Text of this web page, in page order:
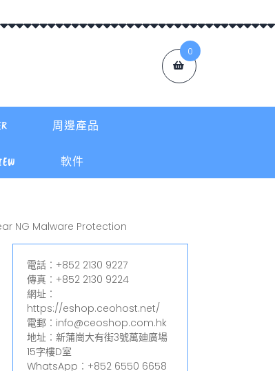
0
周邊產品
軟件
NG Malware Protection
電話︰+852 2130 9227
傳真︰+852 2130 9224
網址︰
https://eshop.ceohost.net/
電郵︰info@ceoshop.com.hk
地址︰新蒲崗大有街3號萬廸廣場
15字樓D室
WhatsApp︰+852 6550 6658